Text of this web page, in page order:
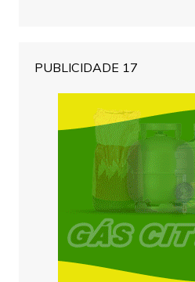
PUBLICIDADE 17